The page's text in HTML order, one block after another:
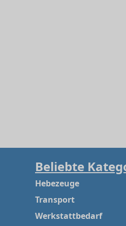
Beliebte
Hebezeuge
Transport
Werkstattbedarf